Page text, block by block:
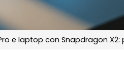
e laptop con Snapdragon X2: